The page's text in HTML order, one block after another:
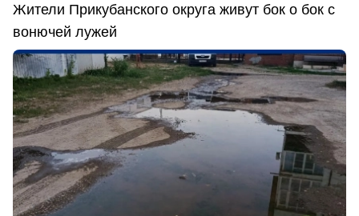
Жители Прикубанского округа живут бок о бок с
вонючей лужей